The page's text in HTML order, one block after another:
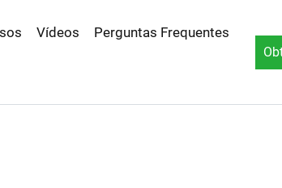
Vídeos Perguntas Frequentes